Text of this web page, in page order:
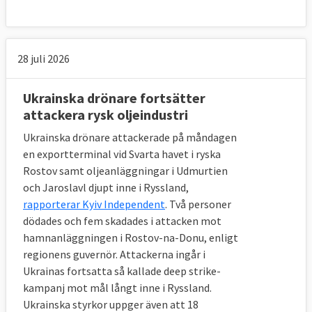
Läs mer
28 juli 2026
Ukrainska drönare fortsätter
attackera rysk oljeindustri
Ukrainska drönare attackerade på måndagen
en exportterminal vid Svarta havet i ryska
Rostov samt oljeanläggningar i Udmurtien
och Jaroslavl djupt inne i Ryssland,
rapporterar Kyiv Independent. Två personer
dödades och fem skadades i attacken mot
hamnanläggningen i Rostov-na-Donu, enligt
regionens guvernör. Attackerna ingår i
Ukrainas fortsatta så kallade deep strike-
kampanj mot mål långt inne i Ryssland.
Ukrainska styrkor uppger även att 18